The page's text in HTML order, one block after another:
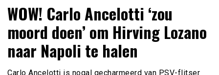
Online Roulette RSS
verzameld
WOW! Carlo Ancelotti ‘zou
moord doen’ om Hirving Lozano
naar Napoli te halen
Carlo Ancelotti is nogal gecharmeerd van PSV-flitser